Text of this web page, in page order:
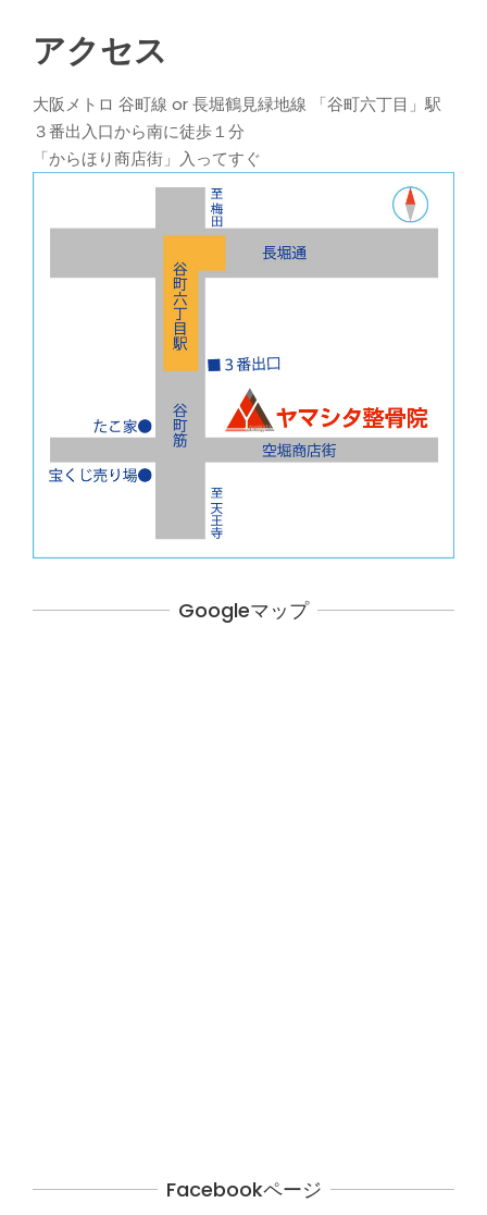
アクセス
大阪メトロ 谷町線 or 長堀鶴見緑地線 「谷町六丁目」駅
３番出入口から南に徒歩１分
「からほり商店街」入ってすぐ
Googleマップ
Facebookページ